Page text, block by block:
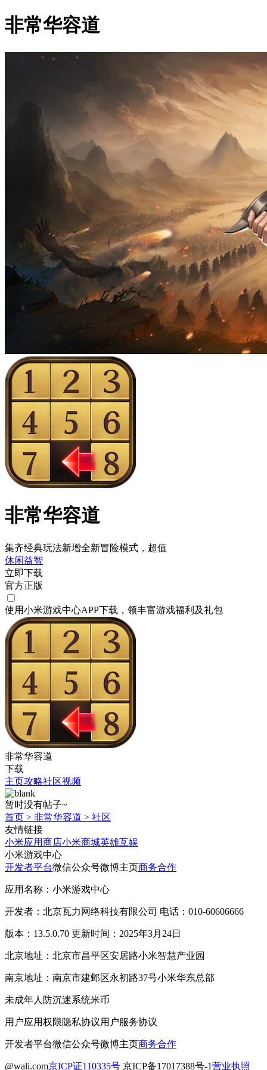
非常华容道
非常华容道
集齐经典玩法新增全新冒险模式，超值
休闲益智
立即下载
官方正版
使用小米游戏中心APP下载 ，领丰富游戏福利 及礼包
非常华容道
下载
主页攻略社区视频
暂时没有帖子~
首页 > 非常华容道 > 社区
友情链接
小米应用商店小米商城英雄互娱
小米游戏中心
开发者平台微信公众号微博主页商务合作
应用名称：小米游戏中心
开发者：北京瓦力网络科技有限公司 电话：010-60606666
版本：13.5.0.70 更新时间：2025年3月24日
北京地址：北京市昌平区安居路小米智慧产业园
南京地址：南京市建邺区永初路37号小米华东总部
未成年人防沉迷系统米币
用户应用权限隐私协议用户服务协议
开发者平台微信公众号微博主页商务合作
@wali.com京ICP证110335号 京ICP备17017388号-1营业执照